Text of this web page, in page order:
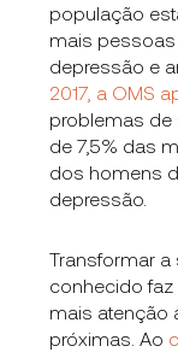
população
mais
depressão e
2017, a OMS
problemas de
de 7,5% das
dos homens
depressão.
Transformar
conhecido
mais atenção
próximas. Ao